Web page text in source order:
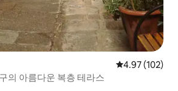
평점 4.97점(5
4.97 (102)
의 아름다운 복층 테라스